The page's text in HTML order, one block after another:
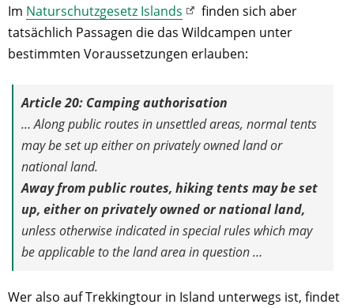
Im Naturschutzgesetz Islands
finden sich aber
tatsächlich Passagen die das Wildcampen unter
bestimmten Voraussetzungen erlauben:
Article 20: Camping authorisation
… Along public routes in unsettled areas, normal tents
may be set up either on privately owned land or
national land.
Away from public routes, hiking tents may be set
up, either on privately owned or national land,
unless otherwise indicated in special rules which may
be applicable to the land area in question …
Wer also auf Trekkingtour in Island unterwegs ist, findet